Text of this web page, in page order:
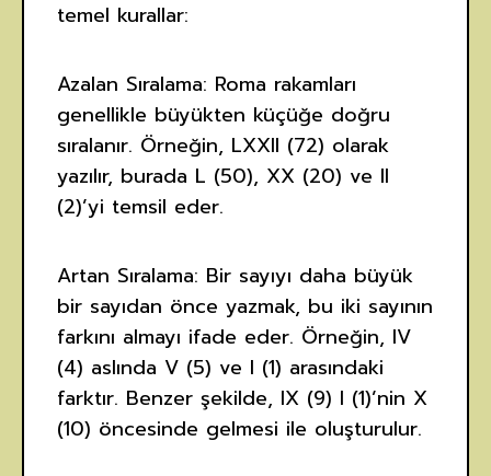
temel kurallar:
Azalan Sıralama: Roma rakamları
genellikle büyükten küçüğe doğru
sıralanır. Örneğin, LXXII (72) olarak
yazılır, burada L (50), XX (20) ve II
(2)’yi temsil eder.
Artan Sıralama: Bir sayıyı daha büyük
bir sayıdan önce yazmak, bu iki sayının
farkını almayı ifade eder. Örneğin, IV
(4) aslında V (5) ve I (1) arasındaki
farktır. Benzer şekilde, IX (9) I (1)’nin X
(10) öncesinde gelmesi ile oluşturulur.